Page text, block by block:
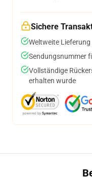
Sichere
Weltweite Lieferung
Sendungsnummer
Vollständige
erhalten wurde